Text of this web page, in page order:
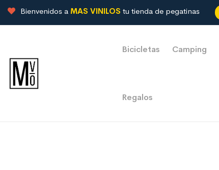
Bienvenidos a MAS VINILOS tu tienda de pegatinas
Bicicletas Camping
Regalos